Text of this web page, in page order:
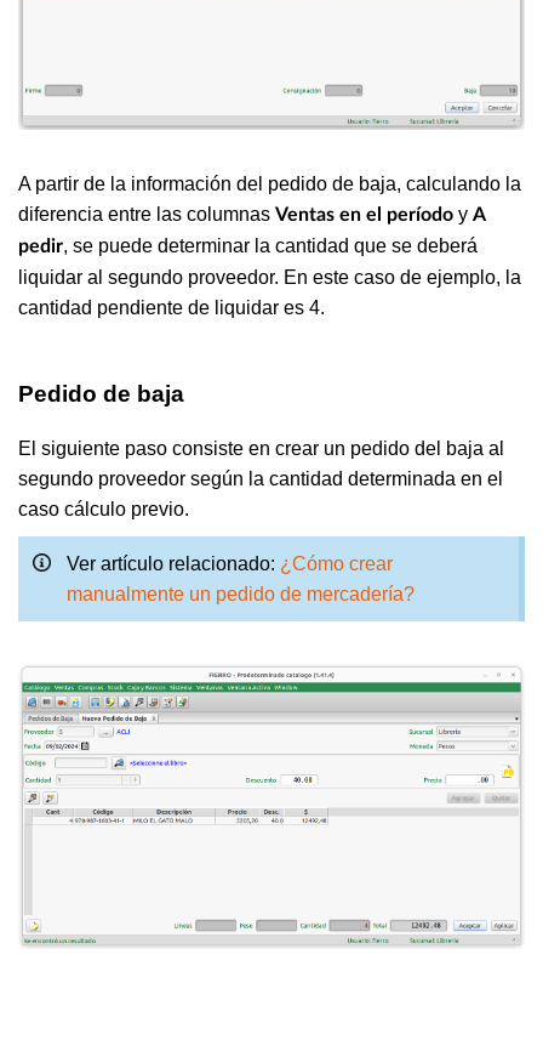
A partir de la información del pedido de baja, calculando la
diferencia entre las columnas Ventas en el período y A
pedir, se puede determinar la cantidad que se deberá
liquidar al segundo proveedor. En este caso de ejemplo, la
cantidad pendiente de liquidar es 4.
Pedido de baja
El siguiente paso consiste en crear un pedido del baja al
segundo proveedor según la cantidad determinada en el
caso cálculo previo.
Ver artículo relacionado: ¿Cómo crear
manualmente un pedido de mercadería?